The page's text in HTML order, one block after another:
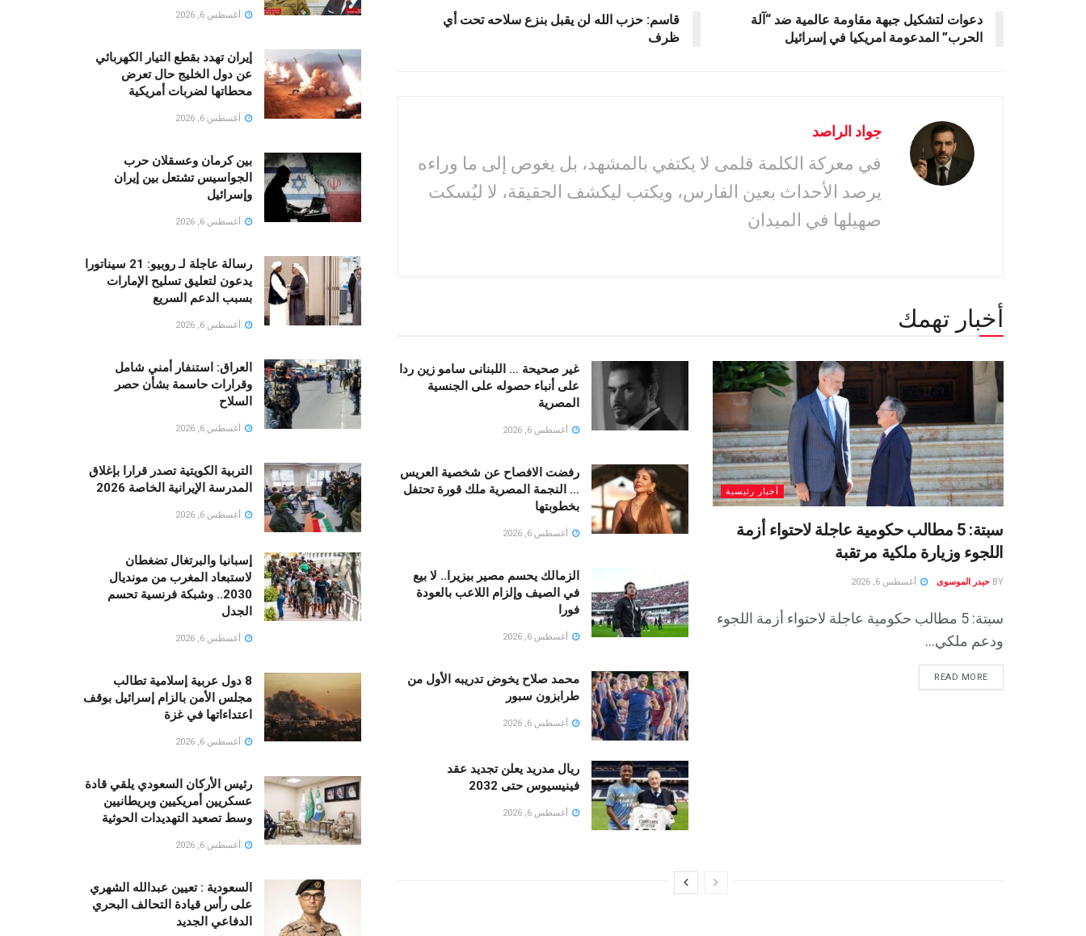
دعوات لتشكيل جبهة مقاومة عالمية ضد “آلة
الحرب” المدعومة امريكيا في إسرائيل
قاسم: حزب الله لن يقبل بنزع سلاحه تحت أي
ظرف
جواد الراصد
في معركة الكلمة قلمى لا يكتفي بالمشهد، بل يغوص إلى ما وراءه
يرصد الأحداث بعين الفارس، ويكتب ليكشف الحقيقة، لا ليُسكت
صهيلها في الميدان
أخبار تهمك
أخبار رئيسية
سبتة: 5 مطالب حكومية عاجلة لاحتواء أزمة
اللجوء وزيارة ملكية مرتقبة
BY حيدر الموسوى أغسطس 6, 2026
سبتة: 5 مطالب حكومية عاجلة لاحتواء أزمة اللجوء
ودعم ملكي...
READ MORE
غير صحيحة … اللبنانى سامو زين ردا
على أنباء حصوله على الجنسية
المصرية
أغسطس 6, 2026
رفضت الافصاح عن شخصية العريس
… النجمة المصرية ملك قورة تحتفل
بخطوبتها
أغسطس 6, 2026
الزمالك يحسم مصير بيزيرا.. لا بيع
في الصيف وإلزام اللاعب بالعودة
فورا
أغسطس 6, 2026
محمد صلاح يخوض تدريبه الأول من
طرابزون سبور
أغسطس 6, 2026
ريال مدريد يعلن تجديد عقد
فينيسيوس حتى 2032
أغسطس 6, 2026
أغسطس 6, 2026
إيران تهدد بقطع التيار الكهربائي
عن دول الخليج حال تعرض
محطاتها لضربات أمريكية
أغسطس 6, 2026
بين كرمان وعسقلان حرب
الجواسيس تشتعل بين إيران
وإسرائيل
أغسطس 6, 2026
رسالة عاجلة لـ روبيو: 21 سيناتورا
يدعون لتعليق تسليح الإمارات
بسبب الدعم السريع
أغسطس 6, 2026
العراق: استنفار أمني شامل
وقرارات حاسمة بشأن حصر
السلاح
أغسطس 6, 2026
التربية الكويتية تصدر قرارا بإغلاق
المدرسة الإيرانية الخاصة 2026
أغسطس 6, 2026
إسبانيا والبرتغال تضغطان
لاستبعاد المغرب من مونديال
2030.. وشبكة فرنسية تحسم
الجدل
أغسطس 6, 2026
8 دول عربية إسلامية تطالب
مجلس الأمن بالزام إسرائيل بوقف
اعتداءاتها في غزة
أغسطس 6, 2026
رئيس الأركان السعودي يلقي قادة
عسكريين أمريكيين وبريطانيين
وسط تصعيد التهديدات الحوثية
أغسطس 6, 2026
السعودية : تعيين عبدالله الشهري
على رأس قيادة التحالف البحري
الدفاعي الجديد